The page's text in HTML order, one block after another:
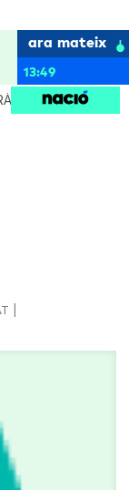
ara mateix
13:49
CRIANÇA